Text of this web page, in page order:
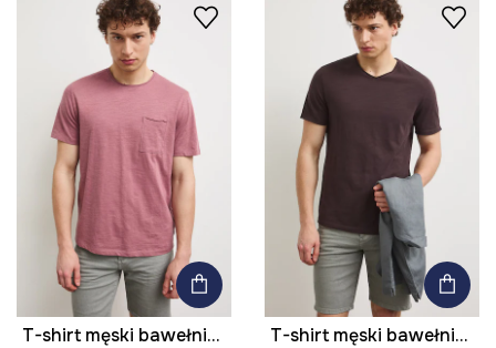
T-shirt męski bawełniany
T-shirt męski bawełniany